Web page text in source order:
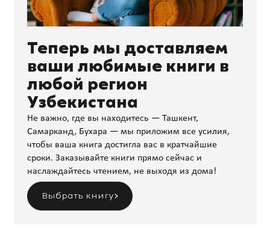
Теперь мы доставляем
ваши любимые книги в
любой регион
Узбекистана
Не важно, где вы находитесь — Ташкент,
Самарканд, Бухара — мы приложим все усилия,
чтобы ваша книга достигла вас в кратчайшие
сроки. Заказывайте книги прямо сейчас и
наслаждайтесь чтением, не выходя из дома!
Выбрать книгу